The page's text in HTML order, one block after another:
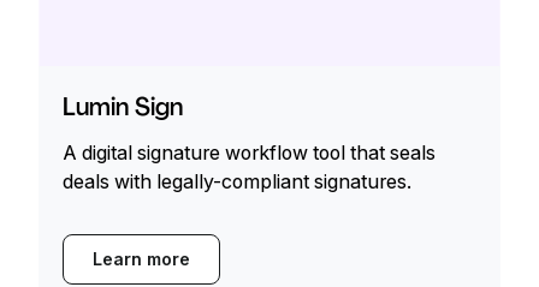
Lumin Sign
A digital signature workflow tool that seals
deals with legally-compliant signatures.
Learn more